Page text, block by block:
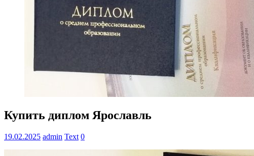
Купить диплом Ярославль
19.02.2025 admin Text 0